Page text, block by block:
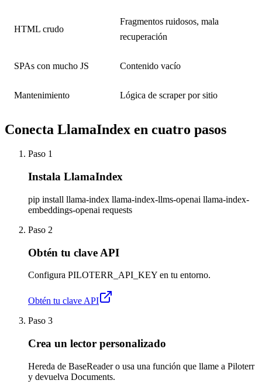
HTML crudo
Fragmentos ruidosos, mala
recuperación
SPAs con mucho JS Contenido vacío
Mantenimiento Lógica de scraper por sitio
Conecta LlamaIndex en cuatro pasos
Paso 1
Instala LlamaIndex
pip install llama-index llama-index-llms-openai llama-index-
embeddings-openai requests
Paso 2
Obtén tu clave API
Configura PILOTERR_API_KEY en tu entorno.
Obtén tu clave API
Paso 3
Crea un lector personalizado
Hereda de BaseReader o usa una función que llame a Piloterr
y devuelva Documents.